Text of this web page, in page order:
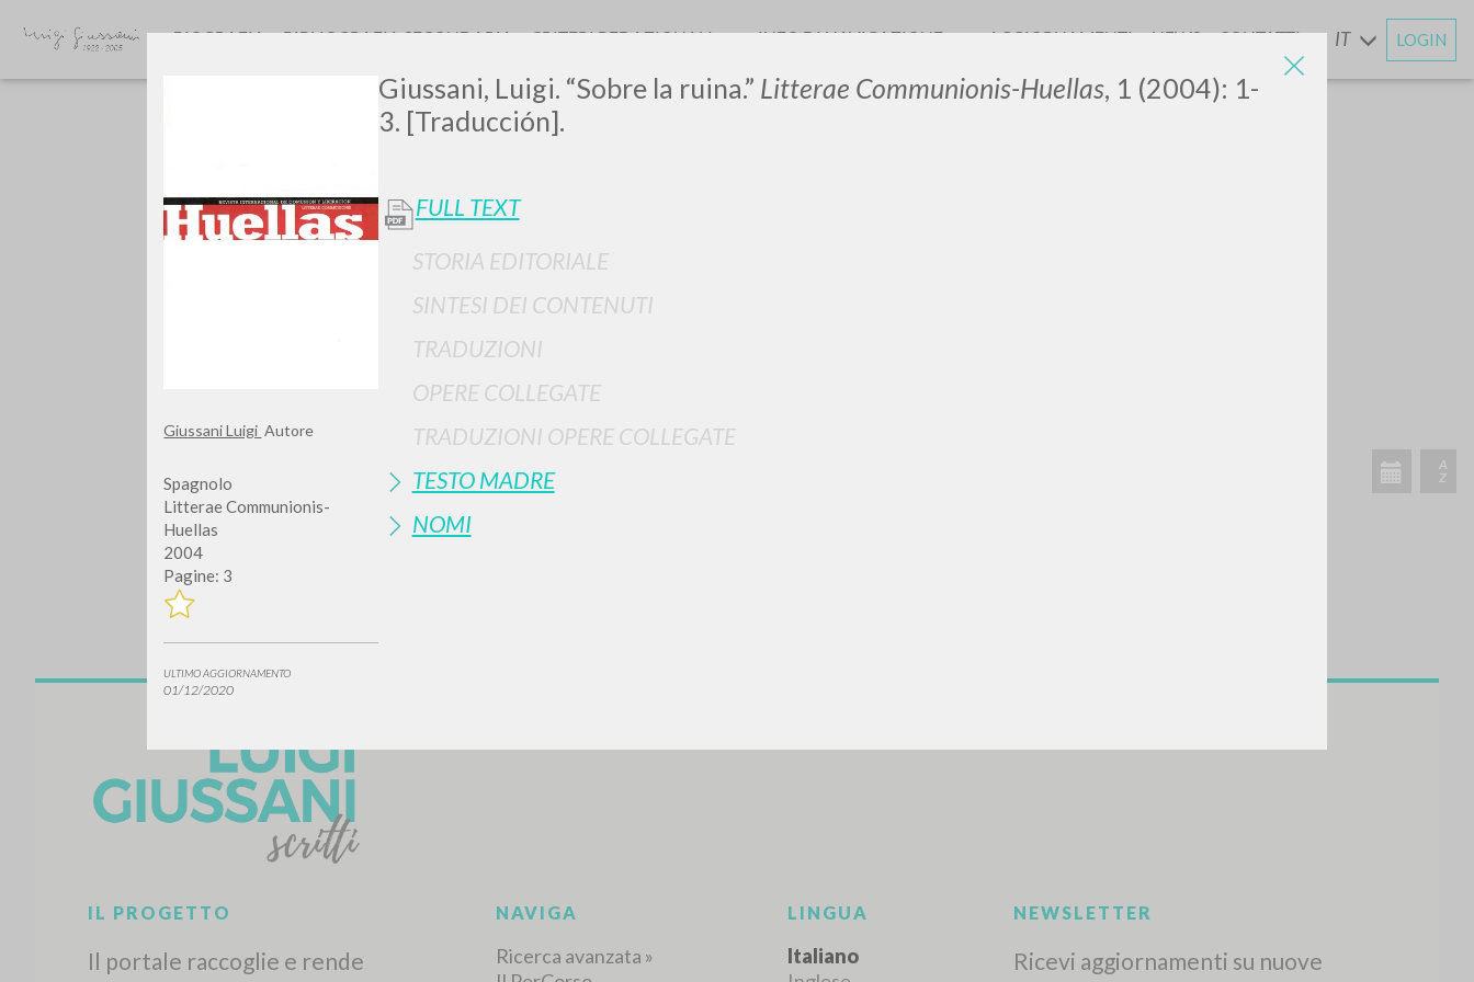
Giussani Luigi Autore
Spagnolo
Litterae Communionis-
Huellas
2004
Pagine: 3
ULTIMO AGGIORNAMENTO
01/12/2020
Giussani, Luigi. “Sobre la ruina.” Litterae Communionis-Huellas, 1 (2004): 1-
3. [Traducción].
FULL TEXT
STORIA EDITORIALE
SINTESI DEI CONTENUTI
TRADUZIONI
OPERE COLLEGATE
TRADUZIONI OPERE COLLEGATE
TESTO MADRE
NOMI
LUIGI
GIUSSANI
scritti
BIOGRAFIA BIBLIOGRAFIA SECONDARIA CRITERI REDAZIONALI INFO DI NAVIGAZIONE AGGIORNAMENTIENEWS CONTATTI IT LOGIN
TIPOLOGIA OPERA